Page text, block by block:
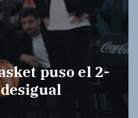
puso el 2-